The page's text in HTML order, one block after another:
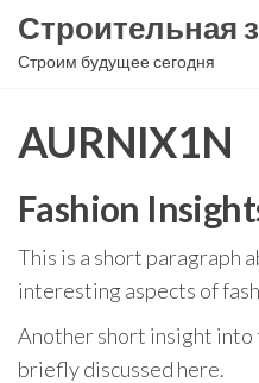
Перейти
Строительная
Строим будущее сегодня
AURNIX1N
Fashion
This is a short paragraph
interesting aspects of
Another short insight into
briefly discussed here.